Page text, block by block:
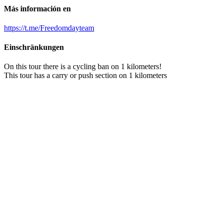
Más información en
https://t.me/Freedomdayteam
Einschränkungen
On this tour there is a cycling ban on 1 kilometers!
This tour has a carry or push section on 1 kilometers